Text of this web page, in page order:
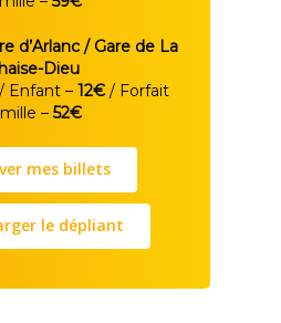
d’Arlanc / Gare de La
Dieu
/ Enfant – 12€ / Forfait
– 52€
mes billets
le dépliant